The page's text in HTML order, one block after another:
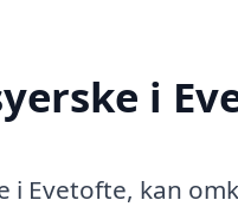
i
i Evetofte, kan